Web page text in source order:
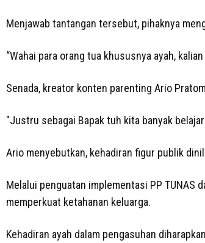
Menjawab tantangan tersebut, pihaknya
“Wahai para orang tua khususnya ayah,
Senada, kreator konten parenting Ario
"Justru sebagai Bapak tuh kita banyak
Ario menyebutkan, kehadiran figur publik
Melalui penguatan implementasi PP TUNAS
memperkuat ketahanan keluarga.
Kehadiran ayah dalam pengasuhan